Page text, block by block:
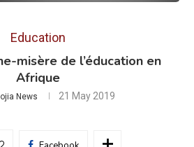
Education
misère de l’éducation en
Afrique
News 21 May 2019